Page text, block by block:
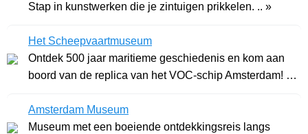
Stap in kunstwerken die je zintuigen prikkelen. .. »
Het Scheepvaartmuseum
Ontdek 500 jaar maritieme geschiedenis en kom aan
boord van de replica van het VOC-schip Amsterdam! ..
Amsterdam Museum
Museum met een boeiende ontdekkingsreis langs